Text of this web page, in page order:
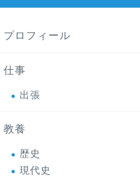
プロフィール
仕事
出張
教養
歴史
現代史